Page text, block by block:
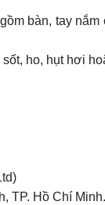
bàn, tay
ho, hụt hơi
TP. Hồ Chí Minh.